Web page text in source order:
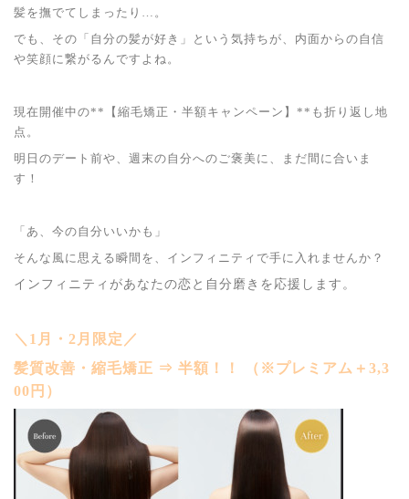
髪を撫でてしまったり…。
でも、その「自分の髪が好き」という気持ちが、内面からの自信
や笑顔に繋がるんですよね。
現在開催中の**【縮毛矯正・半額キャンペーン】**も折り返し地
点。
明日のデート前や、週末の自分へのご褒美に、まだ間に合いま
す！
「あ、今の自分いいかも」
そんな風に思える瞬間を、インフィニティで手に入れませんか？
インフィニティがあなたの恋と自分磨きを応援します。
＼1月・2月限定／
髪質改善・縮毛矯正 ⇒ 半額！！ （※プレミアム＋3,3
00円）